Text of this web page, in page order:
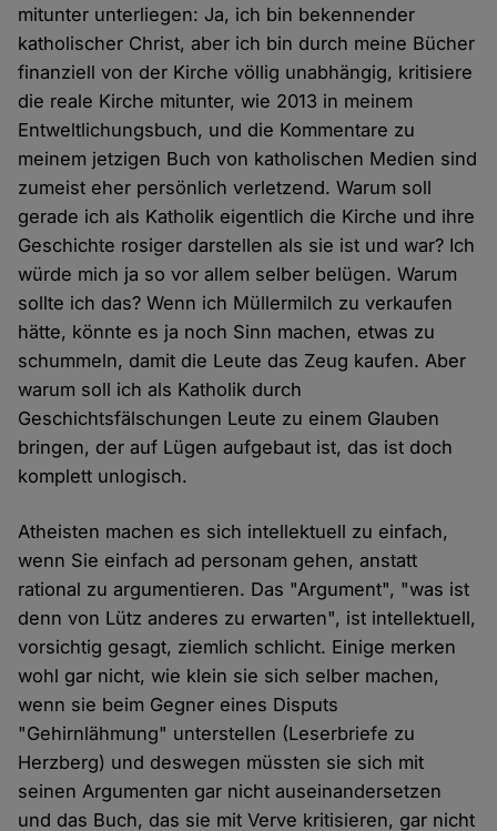
mitunter unterliegen: Ja, ich bin bekennender
katholischer Christ, aber ich bin durch meine Bücher
finanziell von der Kirche völlig unabhängig, kritisiere
die reale Kirche mitunter, wie 2013 in meinem
Entweltlichungsbuch, und die Kommentare zu
meinem jetzigen Buch von katholischen Medien sind
zumeist eher persönlich verletzend. Warum soll
gerade ich als Katholik eigentlich die Kirche und ihre
Geschichte rosiger darstellen als sie ist und war? Ich
würde mich ja so vor allem selber belügen. Warum
sollte ich das? Wenn ich Müllermilch zu verkaufen
hätte, könnte es ja noch Sinn machen, etwas zu
schummeln, damit die Leute das Zeug kaufen. Aber
warum soll ich als Katholik durch
Geschichtsfälschungen Leute zu einem Glauben
bringen, der auf Lügen aufgebaut ist, das ist doch
komplett unlogisch.
Atheisten machen es sich intellektuell zu einfach,
wenn Sie einfach ad personam gehen, anstatt
rational zu argumentieren. Das "Argument", "was ist
denn von Lütz anderes zu erwarten", ist intellektuell,
vorsichtig gesagt, ziemlich schlicht. Einige merken
wohl gar nicht, wie klein sie sich selber machen,
wenn sie beim Gegner eines Disputs
"Gehirnlähmung" unterstellen (Leserbriefe zu
Herzberg) und deswegen müssten sie sich mit
seinen Argumenten gar nicht auseinandersetzen
und das Buch, das sie mit Verve kritisieren, gar nicht